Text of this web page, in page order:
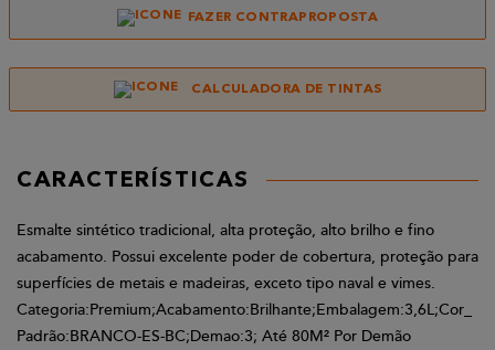
FAZER CONTRAPROPOSTA
CALCULADORA DE TINTAS
CARACTERÍSTICAS
Esmalte sintético tradicional, alta proteção, alto brilho e fino
acabamento. Possui excelente poder de cobertura, proteção para
superfícies de metais e madeiras, exceto tipo naval e vimes.
Categoria:Premium;Acabamento:Brilhante;Embalagem:3,6L;Cor_
Padrão:BRANCO-ES-BC;Demao:3; Até 80M² Por Demão